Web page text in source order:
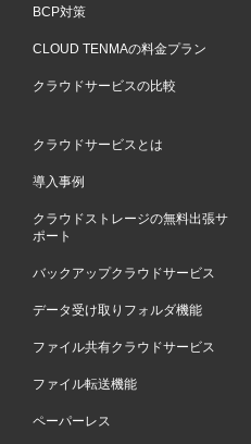
BCP対策
CLOUD TENMAの料金プラン
クラウドサービスの比較
クラウドサービスとは
導入事例
クラウドストレージの無料出張サ
ポート
バックアップクラウドサービス
データ受け取りフォルダ機能
ファイル共有クラウドサービス
ファイル転送機能
ペーパーレス